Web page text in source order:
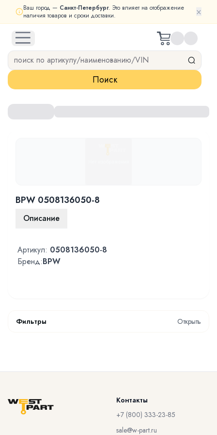
Ваш город — Санкт-Петербург. Это влияет на отображение
наличия товаров и сроки доставки.
×
open navigation menu
Поиск
BPW 0508136050-8
Описание
Артикул: 0508136050-8
Бренд:BPW
Фильтры Открыть
Контакты
+7 (800) 333-23-85
sale@w-part.ru